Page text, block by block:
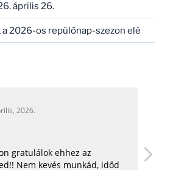
április 26.
2026-os repülőnap-szezon elé
2026.
gratulálok ehhez az
Nem kevés munkád, időd